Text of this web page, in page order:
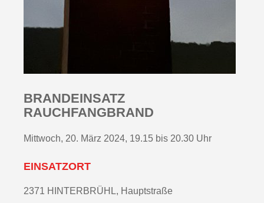
BRANDEINSATZ
RAUCHFANGBRAND
Mittwoch, 20. März 2024, 19.15 bis 20.30 Uhr
EINSATZORT
2371 HINTERBRÜHL, Hauptstraße